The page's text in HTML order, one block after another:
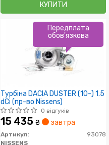
КУПИТИ
Турбіна DACIA DUSTER (10-) 1.5
dCi (пр-во Nissens)
0 відгуків
15 435 ₴ завтра
Артикул:
93078
NISSENS
Передплата
обов'язкова